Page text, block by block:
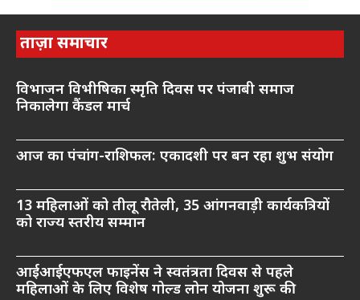
ताज़ा समाचार
विभाजन विभीषिका स्मृति दिवस पर पंजाबी समाज
निकालेगा कैंडल मार्च
आज का पंचांग-राशिफल: एकादशी पर बन रहा शुभ संयोग
13 महिलाओं को तीलू रौतेली, 35 आंगनवाड़ी कार्यकत्रियों
को राज्य स्तरीय सम्मान
आईआईएफएल फाइनेंस ने स्वतंत्रता दिवस से पहले
महिलाओं के लिए विशेष गोल्ड लोन योजना शुरू की